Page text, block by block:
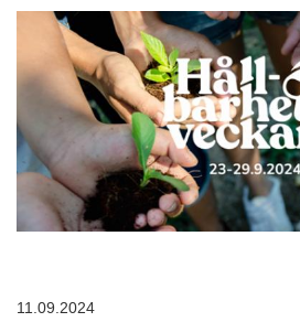
11.09.2024